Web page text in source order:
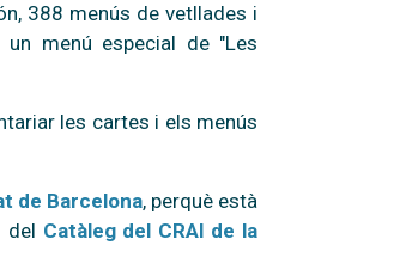
388 menús de vetllades i
menú especial de "Les
les cartes i els menús
de Barcelona, perquè està
del Catàleg del CRAI de la